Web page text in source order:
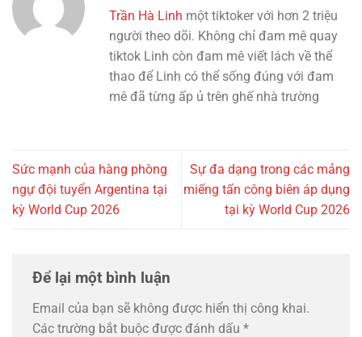
Trần Hà Linh một tiktoker với hơn 2 triệu
người theo dõi. Không chỉ đam mê quay
tiktok Linh còn đam mê viết lách về thể
thao để Linh có thể sống đúng với đam
mê đã từng ấp ủ trên ghế nhà trường
Sức mạnh của hàng phòng
ngự đội tuyển Argentina tại
kỳ World Cup 2026
Sự đa dạng trong các mảng
miếng tấn công biên áp dụng
tại kỳ World Cup 2026
Để lại một bình luận
Email của bạn sẽ không được hiển thị công khai.
Các trường bắt buộc được đánh dấu *